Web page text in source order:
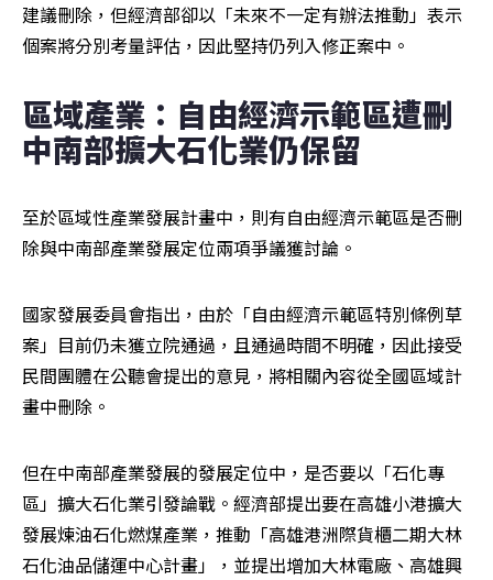
建議刪除，但經濟部卻以「未來不一定有辦法推動」表示
個案將分別考量評估，因此堅持仍列入修正案中。
區域產業：自由經濟示範區遭刪
中南部擴大石化業仍保留
至於區域性產業發展計畫中，則有自由經濟示範區是否刪
除與中南部產業發展定位兩項爭議獲討論。
國家發展委員會指出，由於「自由經濟示範區特別條例草
案」目前仍未獲立院通過，且通過時間不明確，因此接受
民間團體在公聽會提出的意見，將相關內容從全國區域計
畫中刪除。
但在中南部產業發展的發展定位中，是否要以「石化專
區」擴大石化業引發論戰。經濟部提出要在高雄小港擴大
發展煉油石化燃煤產業，推動「高雄港洲際貨櫃二期大林
石化油品儲運中心計畫」，並提出增加大林電廠、高雄興